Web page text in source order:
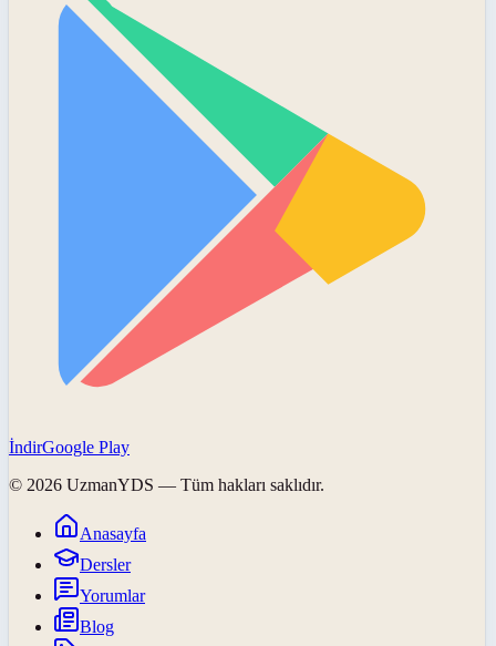
İndirGoogle Play
© 2026 UzmanYDS — Tüm hakları saklıdır.
Anasayfa
Dersler
Yorumlar
Blog